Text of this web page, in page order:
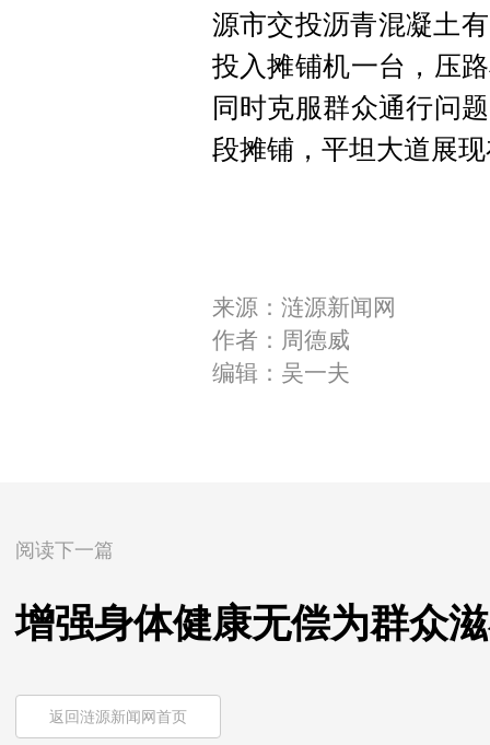
源市交投沥青混凝土
投入摊铺机一台，压
同时克服群众通行问
段摊铺，平坦大道展
来源：涟源新闻网
作者：周德威
编辑：吴一夫
阅读下一篇
增强身体健康无偿为群众
返回涟源新闻网首页